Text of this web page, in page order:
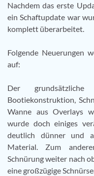
Nachdem das erste
ein Schaftupdate war
komplett überarbeitet.
Folgende Neuerungen
auf:
Der
Bootiekonstruktion,
Wanne aus Overlays
wurde doch einiges
deutlich dünner und
Material. Zum
Schnürung weiter nach
eine großzügige